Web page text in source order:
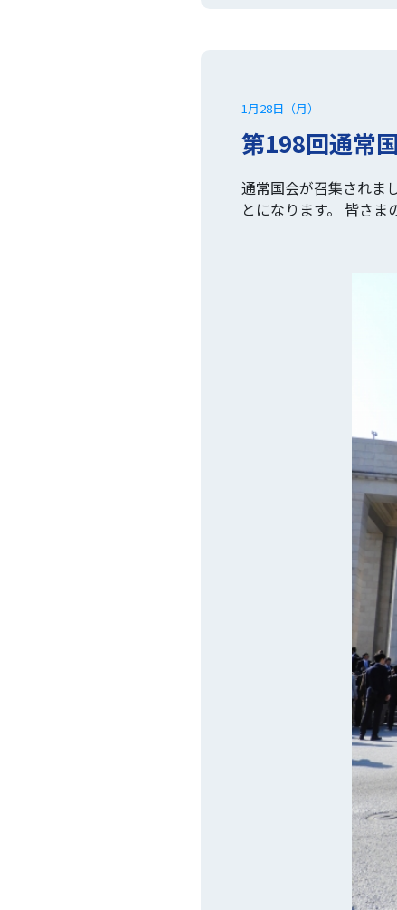
1月28日（月）
第198回通常
通常国会が召集されま
とになります。 皆さま